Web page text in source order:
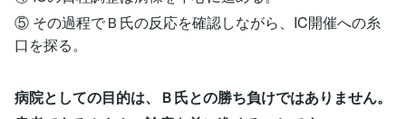
⑤ その過程でＢ氏の反応を確認しながら、IC開催への糸
口を探る。
病院としての目的は、Ｂ氏との勝ち負けではありません。